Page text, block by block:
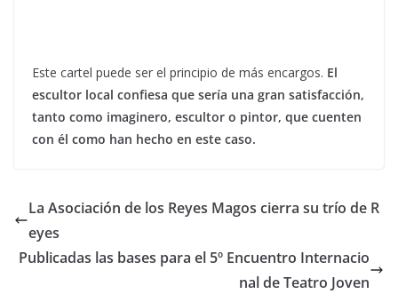
Este cartel puede ser el principio de más encargos. El
escultor local confiesa que sería una gran satisfacción,
tanto como imaginero, escultor o pintor, que cuenten
con él como han hecho en este caso.
La Asociación de los Reyes Magos cierra su trío de R
eyes
Publicadas las bases para el 5º Encuentro Internacio
nal de Teatro Joven